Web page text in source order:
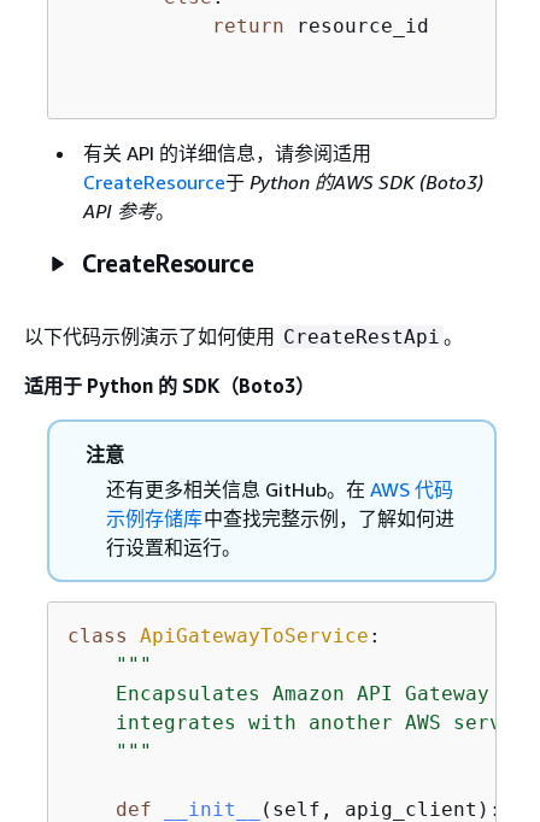
return resource_id
有关 API 的详细信息，请参阅适用
CreateResource于 Python 的AWS SDK (Boto3)
API 参考。
CreateResource
以下代码示例演示了如何使用 CreateRestApi 。
适用于 Python 的 SDK（Boto3）
注意
还有更多相关信息 GitHub。在 AWS 代码
示例存储库中查找完整示例，了解如何进
行设置和运行。
class ApiGatewayToService :
"""
Encapsulates Amazon API Gateway
integrates with another AWS
    """
def __init__ ( self, apig_client ):